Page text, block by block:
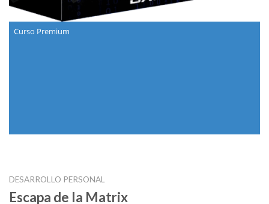
Curso Premium
DESARROLLO PERSONAL
Escapa de la Matrix